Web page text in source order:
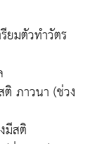
ยมตัวทำวัตร
ภาวนา (ช่วง
มีสติ